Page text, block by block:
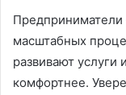
масштабных
развивают услуги
комфортнее.